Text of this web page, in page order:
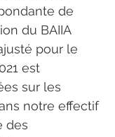
de
du BAIIA
pour le
est
sur les
notre effectif
des